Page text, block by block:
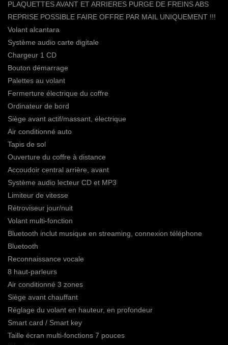
PLAQUETTES AVANT ET ARRIERES PURGE DE FREINS ABS
REPRISE POSSIBLE FAIRE OFFRE PAR MAIL UNIQUEMENT !!!
Volant alcantara
Système audio carte digitale
Chargeur 1 CD
Bouton démarrage
Palettes au volant
Fermerture électrique du coffre
Ordinateur de bord
Siège avant actif/massant, électrique
Air conditionné auto
Tapis de sol
Ouverture du coffre à distance
Accoudoir central arrière, avant
Système audio lecteur CD et MP3
Limiteur de vitesse
Rétroviseur jour/nuit
Volant multi-fonction
Bluetooth inclut musique en streaming, connexion téléphone
Bluetooth
Reconnaissance vocale
8 haut-parleurs
Air conditionné 3 zones
Siège avant chauffant
Réglage du volant en hauteur, en profondeur
Smart card / Smart key
Taille écran multi-fonctions 7 pouces